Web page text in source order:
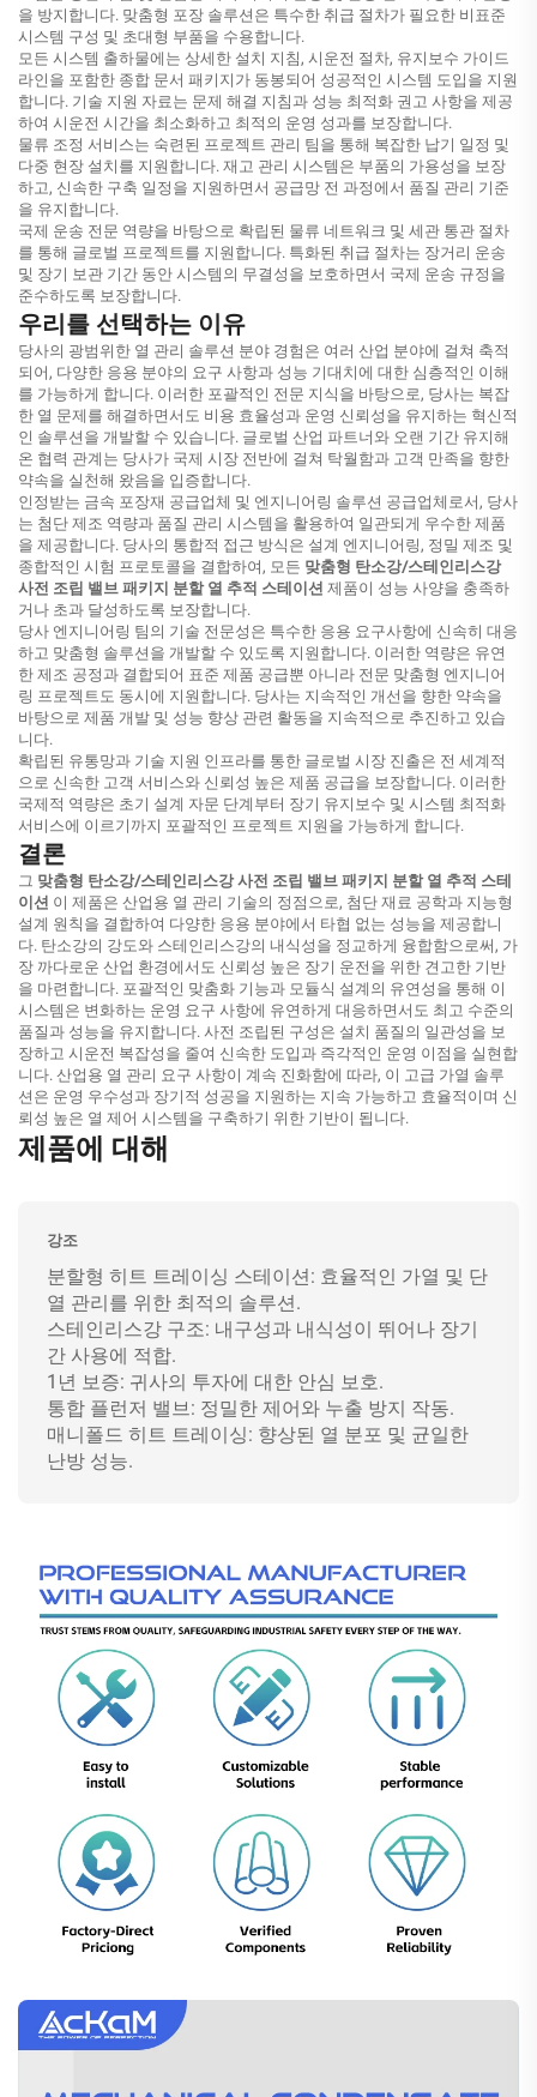
을 방지합니다. 맞춤형 포장 솔루션은 특수한 취급 절차가 필요한 비표준
시스템 구성 및 초대형 부품을 수용합니다.
모든 시스템 출하물에는 상세한 설치 지침, 시운전 절차, 유지보수 가이드
라인을 포함한 종합 문서 패키지가 동봉되어 성공적인 시스템 도입을 지원
합니다. 기술 지원 자료는 문제 해결 지침과 성능 최적화 권고 사항을 제공
하여 시운전 시간을 최소화하고 최적의 운영 성과를 보장합니다.
물류 조정 서비스는 숙련된 프로젝트 관리 팀을 통해 복잡한 납기 일정 및
다중 현장 설치를 지원합니다. 재고 관리 시스템은 부품의 가용성을 보장
하고, 신속한 구축 일정을 지원하면서 공급망 전 과정에서 품질 관리 기준
을 유지합니다.
국제 운송 전문 역량을 바탕으로 확립된 물류 네트워크 및 세관 통관 절차
를 통해 글로벌 프로젝트를 지원합니다. 특화된 취급 절차는 장거리 운송
및 장기 보관 기간 동안 시스템의 무결성을 보호하면서 국제 운송 규정을
준수하도록 보장합니다.
우리를 선택하는 이유
당사의 광범위한 열 관리 솔루션 분야 경험은 여러 산업 분야에 걸쳐 축적
되어, 다양한 응용 분야의 요구 사항과 성능 기대치에 대한 심층적인 이해
를 가능하게 합니다. 이러한 포괄적인 전문 지식을 바탕으로, 당사는 복잡
한 열 문제를 해결하면서도 비용 효율성과 운영 신뢰성을 유지하는 혁신적
인 솔루션을 개발할 수 있습니다. 글로벌 산업 파트너와 오랜 기간 유지해
온 협력 관계는 당사가 국제 시장 전반에 걸쳐 탁월함과 고객 만족을 향한
약속을 실천해 왔음을 입증합니다.
인정받는 금속 포장재 공급업체 및 엔지니어링 솔루션 공급업체로서, 당사
는 첨단 제조 역량과 품질 관리 시스템을 활용하여 일관되게 우수한 제품
을 제공합니다. 당사의 통합적 접근 방식은 설계 엔지니어링, 정밀 제조 및
종합적인 시험 프로토콜을 결합하여, 모든 맞춤형 탄소강/스테인리스강
사전 조립 밸브 패키지 분할 열 추적 스테이션 제품이 성능 사양을 충족하
거나 초과 달성하도록 보장합니다.
당사 엔지니어링 팀의 기술 전문성은 특수한 응용 요구사항에 신속히 대응
하고 맞춤형 솔루션을 개발할 수 있도록 지원합니다. 이러한 역량은 유연
한 제조 공정과 결합되어 표준 제품 공급뿐 아니라 전문 맞춤형 엔지니어
링 프로젝트도 동시에 지원합니다. 당사는 지속적인 개선을 향한 약속을
바탕으로 제품 개발 및 성능 향상 관련 활동을 지속적으로 추진하고 있습
니다.
확립된 유통망과 기술 지원 인프라를 통한 글로벌 시장 진출은 전 세계적
으로 신속한 고객 서비스와 신뢰성 높은 제품 공급을 보장합니다. 이러한
국제적 역량은 초기 설계 자문 단계부터 장기 유지보수 및 시스템 최적화
서비스에 이르기까지 포괄적인 프로젝트 지원을 가능하게 합니다.
결론
그 맞춤형 탄소강/스테인리스강 사전 조립 밸브 패키지 분할 열 추적 스테
이션 이 제품은 산업용 열 관리 기술의 정점으로, 첨단 재료 공학과 지능형
설계 원칙을 결합하여 다양한 응용 분야에서 타협 없는 성능을 제공합니
다. 탄소강의 강도와 스테인리스강의 내식성을 정교하게 융합함으로써, 가
장 까다로운 산업 환경에서도 신뢰성 높은 장기 운전을 위한 견고한 기반
을 마련합니다. 포괄적인 맞춤화 기능과 모듈식 설계의 유연성을 통해 이
시스템은 변화하는 운영 요구 사항에 유연하게 대응하면서도 최고 수준의
품질과 성능을 유지합니다. 사전 조립된 구성은 설치 품질의 일관성을 보
장하고 시운전 복잡성을 줄여 신속한 도입과 즉각적인 운영 이점을 실현합
니다. 산업용 열 관리 요구 사항이 계속 진화함에 따라, 이 고급 가열 솔루
션은 운영 우수성과 장기적 성공을 지원하는 지속 가능하고 효율적이며 신
뢰성 높은 열 제어 시스템을 구축하기 위한 기반이 됩니다.
제품에 대해
강조
분할형 히트 트레이싱 스테이션: 효율적인 가열 및 단
열 관리를 위한 최적의 솔루션.
스테인리스강 구조: 내구성과 내식성이 뛰어나 장기
간 사용에 적합.
1년 보증: 귀사의 투자에 대한 안심 보호.
통합 플런저 밸브: 정밀한 제어와 누출 방지 작동.
매니폴드 히트 트레이싱: 향상된 열 분포 및 균일한
난방 성능.